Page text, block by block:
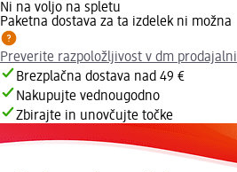
Ni na voljo na spletu
Paketna dostava za ta izdelek ni možna
Preverite razpoložljivost v dm prodajalni
Brezplačna dostava nad 49 €
Nakupujte vednougodno
Zbirajte in unovčujte točke